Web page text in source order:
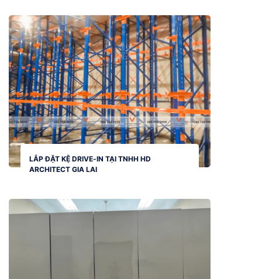
LẮP ĐẶT KỆ DRIVE-IN TẠI TNHH HD
ARCHITECT GIA LAI